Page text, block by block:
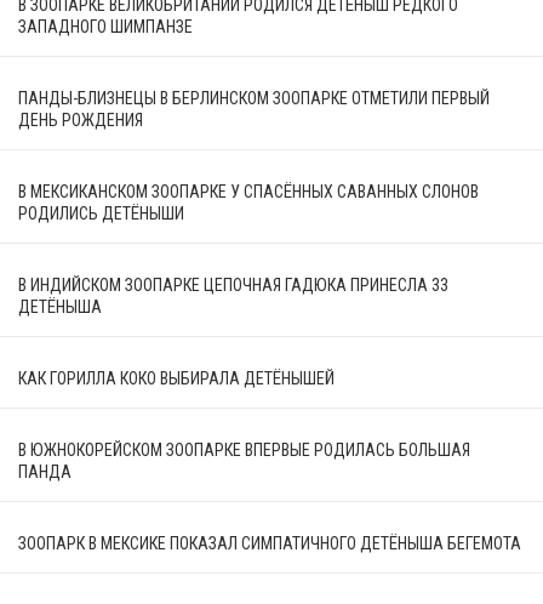
В ЗООПАРКЕ ВЕЛИКОБРИТАНИИ РОДИЛСЯ ДЕТЁНЫШ РЕДКОГО
ЗАПАДНОГО ШИМПАНЗЕ
ПАНДЫ-БЛИЗНЕЦЫ В БЕРЛИНСКОМ ЗООПАРКЕ ОТМЕТИЛИ ПЕРВЫЙ
ДЕНЬ РОЖДЕНИЯ
В МЕКСИКАНСКОМ ЗООПАРКЕ У СПАСЁННЫХ САВАННЫХ СЛОНОВ
РОДИЛИСЬ ДЕТЁНЫШИ
В ИНДИЙСКОМ ЗООПАРКЕ ЦЕПОЧНАЯ ГАДЮКА ПРИНЕСЛА 33
ДЕТЁНЫША
КАК ГОРИЛЛА КОКО ВЫБИРАЛА ДЕТЁНЫШЕЙ
В ЮЖНОКОРЕЙСКОМ ЗООПАРКЕ ВПЕРВЫЕ РОДИЛАСЬ БОЛЬШАЯ
ПАНДА
ЗООПАРК В МЕКСИКЕ ПОКАЗАЛ СИМПАТИЧНОГО ДЕТЁНЫША БЕГЕМОТА